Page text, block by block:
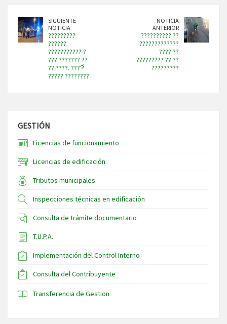
SIGUIENTE
NOTICIA
?????????
??????
??????????? ?
??? ??????? ??
?? ????. ????́
????? ????????
NOTICIA
ANTERIOR
?????????? ??
?????????????
???? ??
????????? ?? ??
?????????
GESTIÓN
Licencias de funcionamiento
Licencias de edificación
Tributos municipales
Inspecciones técnicas en edificación
Consulta de trámite documentario
T.U.P.A.
Implementación del Control Interno
Consulta del Contribuyente
Transferencia de Gestion